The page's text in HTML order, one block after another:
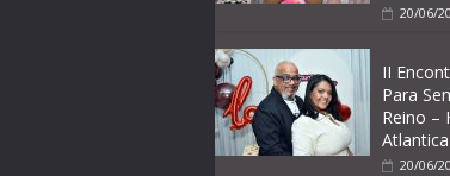
20/06/
II
Para
Reino –
20/06/